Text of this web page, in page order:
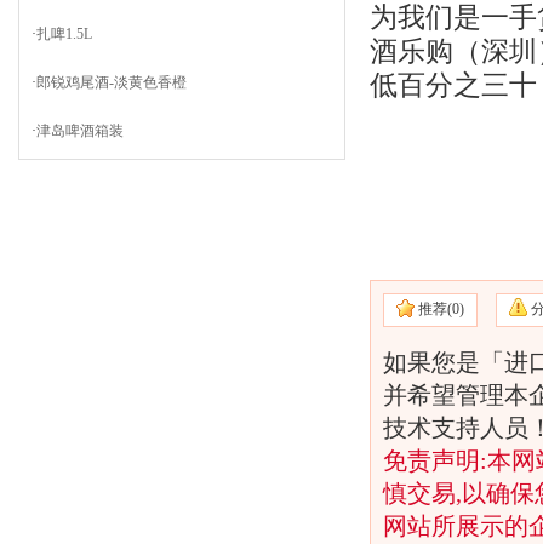
·扎啤1.5L
·郎锐鸡尾酒-淡黄色香橙
·津岛啤酒箱装
为我们是一
酒乐购（深
低百分之三十
推荐(0)
如果您是「进
并希望管理本
技术支持人员
免责声明:本
慎交易,以确
网站所展示的